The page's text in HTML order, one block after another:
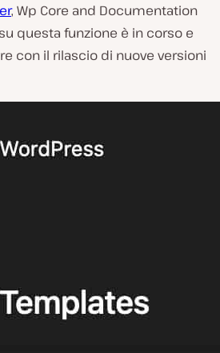
, Wp Core and Documentation
questa funzione è in corso e
con il rilascio di nuove versioni